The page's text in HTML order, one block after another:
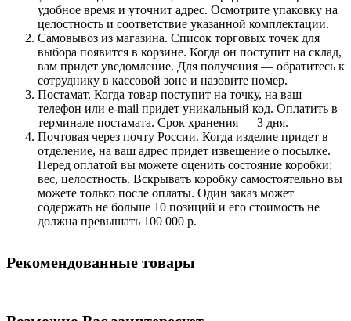
удобное время и уточнит адрес. Осмотрите упаковку на
целостность и соответствие указанной комплектации.
Самовывоз из магазина. Список торговых точек для
выбора появится в корзине. Когда он поступит на склад,
вам придет уведомление. Для получения — обратитесь к
сотруднику в кассовой зоне и назовите номер.
Постамат. Когда товар поступит на точку, на ваш
телефон или e-mail придет уникальный код. Оплатить в
терминале постамата. Срок хранения — 3 дня.
Почтовая через почту России. Когда изделие придет в
отделение, на ваш адрес придет извещение о посылке.
Перед оплатой вы можете оценить состояние коробки:
вес, целостность. Вскрывать коробку самостоятельно вы
можете только после оплаты. Один заказ может
содержать не больше 10 позиций и его стоимость не
должна превышать 100 000 р.
Рекомендованные товары